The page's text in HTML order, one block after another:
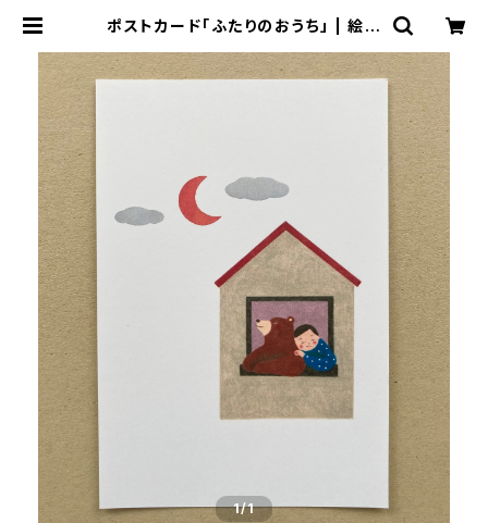
ポストカード「ふたりのおうち」 | 絵本
1/1